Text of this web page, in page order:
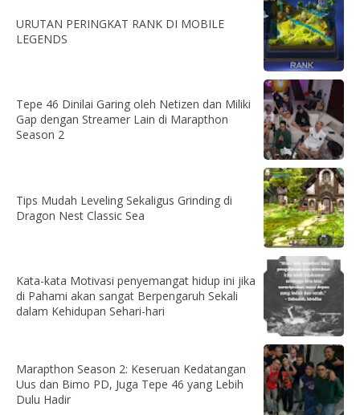
URUTAN PERINGKAT RANK DI MOBILE
LEGENDS
Tepe 46 Dinilai Garing oleh Netizen dan Miliki
Gap dengan Streamer Lain di Marapthon
Season 2
Tips Mudah Leveling Sekaligus Grinding di
Dragon Nest Classic Sea
Kata-kata Motivasi penyemangat hidup ini jika
di Pahami akan sangat Berpengaruh Sekali
dalam Kehidupan Sehari-hari
Marapthon Season 2: Keseruan Kedatangan
Uus dan Bimo PD, Juga Tepe 46 yang Lebih
Dulu Hadir